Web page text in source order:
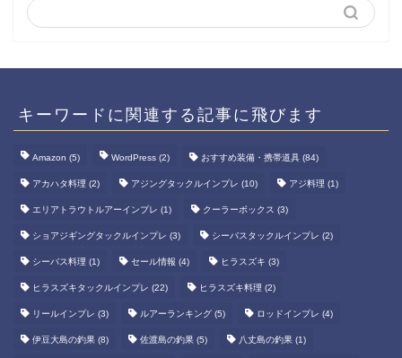
キーワードに関連する記事に飛びます
Amazon (5) WordPress (2) おすすめ装備・携帯道具 (84)
アカハタ料理 (2) アジングタックルインプレ (10) アジ料理 (1)
エリアトラウトルアーインプレ (1) クーラーボックス (3)
ショアジギングタックルインプレ (3) シーバスタックルインプレ (2)
シーバス料理 (1) セール情報 (4) ヒラスズキ (3)
ヒラスズキタックルインプレ (22) ヒラスズキ料理 (2)
リールインプレ (3) ルアーランキング (5) ロッドインプレ (4)
伊豆大島の釣果 (8) 佐渡島の釣果 (5) 八丈島の釣果 (1)